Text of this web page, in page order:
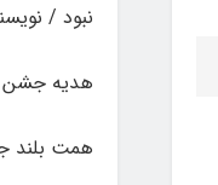
نبود /
هدیه جشن
همت بلند